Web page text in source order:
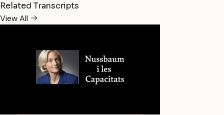
Related Transcripts
View All